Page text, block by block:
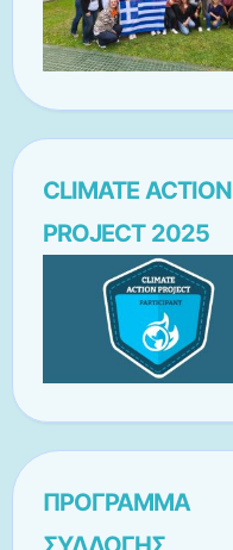
CLIMATE ACTION
PROJECT 2025
ΠΡΟΓΡΑΜΜΑ